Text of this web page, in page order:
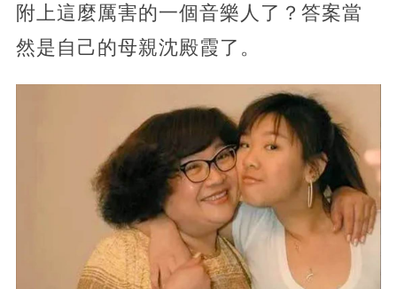
附上這麼厲害的一個音樂人了？答案當
然是自己的母親沈殿霞了。